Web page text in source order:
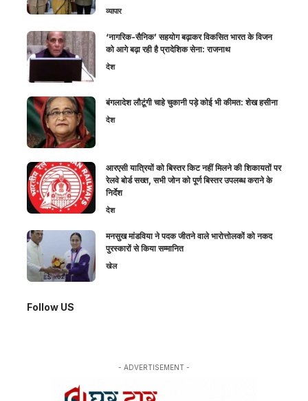
व्यापार
‘नागरिक-सैनिक’ सहयोग बढ़ाकर विकसित भारत के विजन
को आगे बढ़ा रही है प्रादेशिक सेना: राजनाथ
देश
बंगलादेश लौटूंगी चाहे चुकानी पड़े कोई भी कीमत: शेख हसीना
देश
आरएसी यात्रियों को बिस्तर किट नहीं मिलने की शिकायतों पर
रेलवे बोर्ड सख्त, सभी जोन को पूर्ण बिस्तर उपलब्ध कराने के
निर्देश
देश
मनसुख मांडविया ने पदक जीतने वाले भारोत्तोलकों को नकद
पुरस्कारों से किया सम्मानित
खेल
Follow US
- ADVERTISEMENT -